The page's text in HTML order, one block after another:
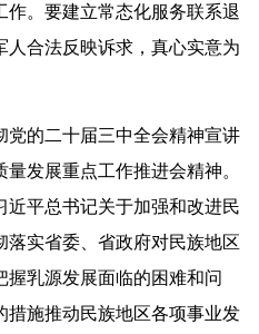
。要建立常态化服务联系退
合法反映诉求，真心实意为
的二十届三中全会精神宣讲
发展重点工作推进会精神。
平总书记关于加强和改进民
实省委、省政府对民族地区
乳源发展面临的困难和问
措施推动民族地区各项事业发